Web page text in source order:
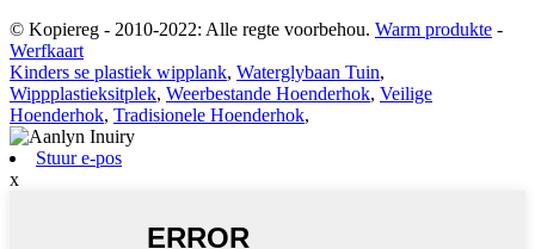
© Kopiereg - 2010-2022: Alle regte voorbehou. Warm produkte -
Werfkaart
Kinders se plastiek wipplank, Waterglybaan Tuin,
Wippplastieksitplek, Weerbestande Hoenderhok, Veilige
Hoenderhok, Tradisionele Hoenderhok,
Stuur e-pos
x